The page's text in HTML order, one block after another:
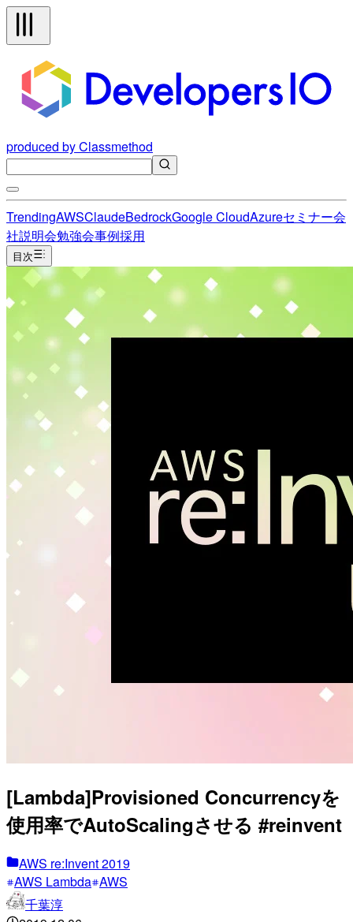
produced by Classmethod
TrendingAWSClaudeBedrockGoogle CloudAzureセミナー会
社説明会勉強会事例採用
目次
[Lambda]Provisioned Concurrencyを
使用率でAutoScalingさせる #reinvent
AWS re:Invent 2019
AWS Lambda AWS
千葉淳